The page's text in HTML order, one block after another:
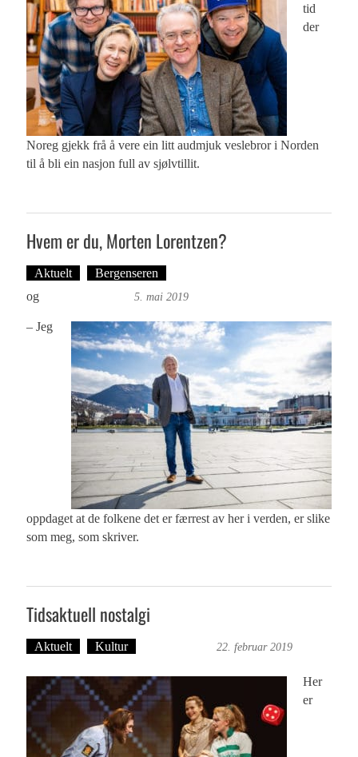
tid
der
Noreg gjekk frå å vere ein litt audmjuk veslebror i Norden
til å bli ein nasjon full av sjølvtillit.
Hvem er du, Morten Lorentzen?
Aktuelt Bergenseren
og
5. mai 2019
– Jeg
oppdaget at de folkene det er færrest av her i verden, er slike
som meg, som skriver.
Tidsaktuell nostalgi
Aktuelt Kultur 22. februar 2019
Her
er